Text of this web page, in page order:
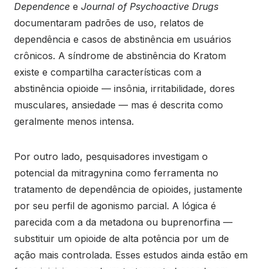
Dependence e Journal of Psychoactive Drugs
documentaram padrões de uso, relatos de
dependência e casos de abstinência em usuários
crônicos. A síndrome de abstinência do Kratom
existe e compartilha características com a
abstinência opioide — insônia, irritabilidade, dores
musculares, ansiedade — mas é descrita como
geralmente menos intensa.
Por outro lado, pesquisadores investigam o
potencial da mitragynina como ferramenta no
tratamento de dependência de opioides, justamente
por seu perfil de agonismo parcial. A lógica é
parecida com a da metadona ou buprenorfina —
substituir um opioide de alta potência por um de
ação mais controlada. Esses estudos ainda estão em